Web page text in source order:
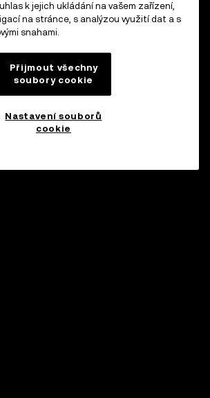
k jejich ukládání na vašem zařízení,
na stránce, s analýzou využití dat a s
snahami.
Přijmout všechny
soubory cookie
Nastavení souborů
cookie